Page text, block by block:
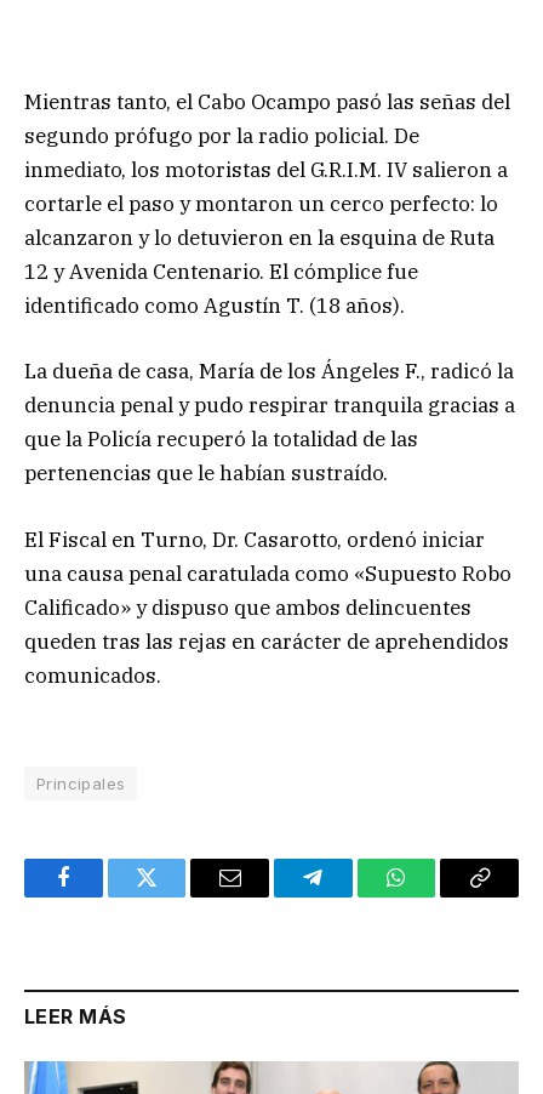
Mientras tanto, el Cabo Ocampo pasó las señas del
segundo prófugo por la radio policial. De
inmediato, los motoristas del G.R.I.M. IV salieron a
cortarle el paso y montaron un cerco perfecto: lo
alcanzaron y lo detuvieron en la esquina de Ruta
12 y Avenida Centenario. El cómplice fue
identificado como Agustín T. (18 años).
La dueña de casa, María de los Ángeles F., radicó la
denuncia penal y pudo respirar tranquila gracias a
que la Policía recuperó la totalidad de las
pertenencias que le habían sustraído.
El Fiscal en Turno, Dr. Casarotto, ordenó iniciar
una causa penal caratulada como «Supuesto Robo
Calificado» y dispuso que ambos delincuentes
queden tras las rejas en carácter de aprehendidos
comunicados.
Principales
FacebookTwitter Email TelegramWhatsAppCopy
LEER MÁS